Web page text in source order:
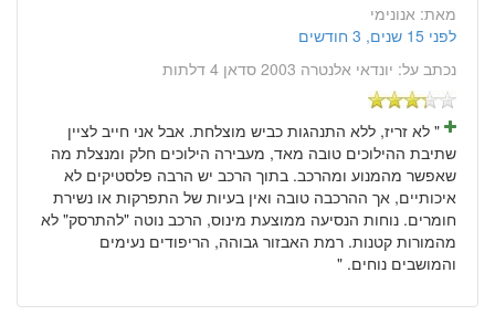
מאת: אנונימי
לפני 15 שנים, 3 חודשים
נכתב על: יונדאי אלנטרה 2003 סדאן 4 דלתות
" לא זריז, ללא התנהגות כביש מוצלחת. אבל אני חייב לציין
שתיבת ההילוכים טובה מאד, מעבירה הילוכים חלק ומנצלת מה
שאפשר מהמנוע ומהרכב. בתוך הרכב יש הרבה פלסטיקים לא
איכותיים, אך ההרכבה טובה ואין בעיות של התפרקות או נשירת
חומרים. נוחות הנסיעה ממוצעת מינוס, הרכב נוטה "להתרסק" לא
מהמורות קטנות. רמת האבזור גבוהה, הריפודים נעימים
והמושבים נוחים. "